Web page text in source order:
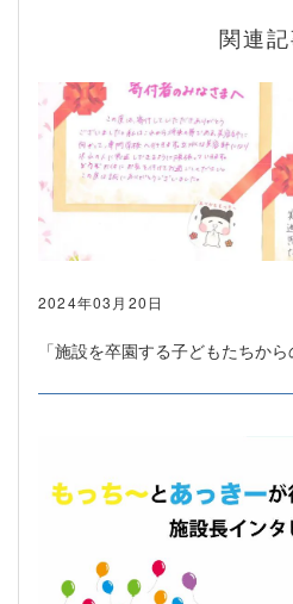
関連
2024年03月20日
「施設を卒園する子どもたちか